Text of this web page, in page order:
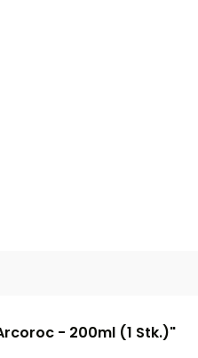
- 200ml (1 Stk.)"